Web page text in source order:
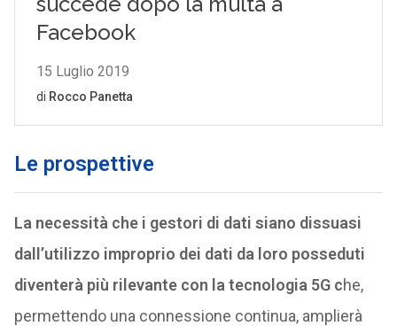
Le prospettive
La necessità che i gestori di dati siano dissuasi
dall’utilizzo improprio dei dati da loro posseduti
diventerà più rilevante con la tecnologia 5G che,
permettendo una connessione continua, amplierà